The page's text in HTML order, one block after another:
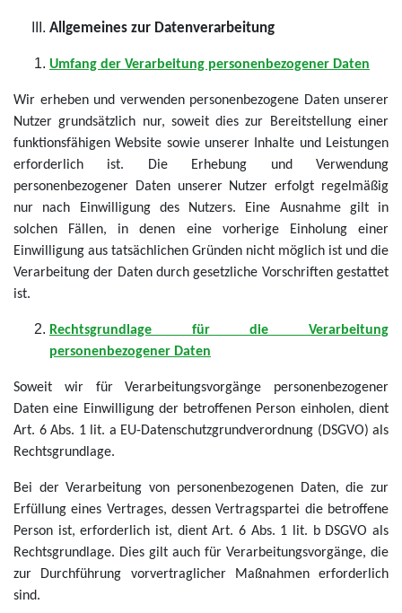
Allgemeines zur Datenverarbeitung
Umfang der Verarbeitung personenbezogener Daten
Wir erheben und verwenden personenbezogene Daten unserer
Nutzer grundsätzlich nur, soweit dies zur Bereitstellung einer
funktionsfähigen Website sowie unserer Inhalte und Leistungen
erforderlich ist. Die Erhebung und Verwendung
personenbezogener Daten unserer Nutzer erfolgt regelmäßig
nur nach Einwilligung des Nutzers. Eine Ausnahme gilt in
solchen Fällen, in denen eine vorherige Einholung einer
Einwilligung aus tatsächlichen Gründen nicht möglich ist und die
Verarbeitung der Daten durch gesetzliche Vorschriften gestattet
ist.
Rechtsgrundlage für die Verarbeitung
personenbezogener Daten
Soweit wir für Verarbeitungsvorgänge personenbezogener
Daten eine Einwilligung der betroffenen Person einholen, dient
Art. 6 Abs. 1 lit. a EU-Datenschutzgrundverordnung (DSGVO) als
Rechtsgrundlage.
Bei der Verarbeitung von personenbezogenen Daten, die zur
Erfüllung eines Vertrages, dessen Vertragspartei die betroffene
Person ist, erforderlich ist, dient Art. 6 Abs. 1 lit. b DSGVO als
Rechtsgrundlage. Dies gilt auch für Verarbeitungsvorgänge, die
zur Durchführung vorvertraglicher Maßnahmen erforderlich
sind.